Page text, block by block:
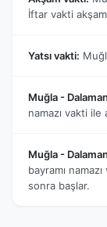
İftar vakti
Yatsı vakti:
Muğla -
namazı vakti ile
Muğla -
bayramı
sonra başlar.